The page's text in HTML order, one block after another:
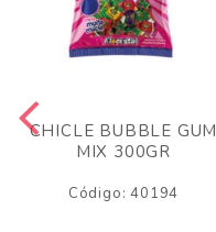
CHICLE BUBBLE GUM
MIX 300GR
Código: 40194